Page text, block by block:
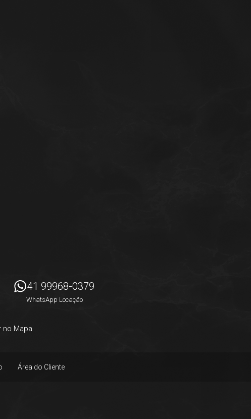
41 99968-0379
WhatsApp Locação
no Mapa
Área do Cliente